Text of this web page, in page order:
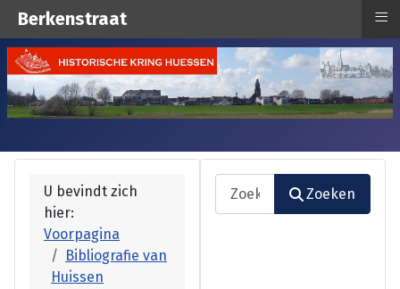
U bevindt zich
hier:
Voorpagina
Bibliografie van
Huissen
Zoeken
Zoeken
Berkenstraat ≡